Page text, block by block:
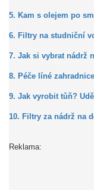
5. Kam s olejem po
6. Filtry na studniční
7. Jak si vybrat nádrž
8. Péče líné
9. Jak vyrobit tůň?
10. Filtry za nádrž na
Reklama: